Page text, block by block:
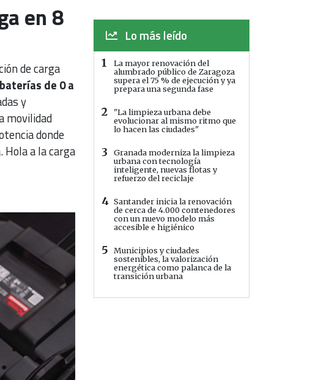
en 8
de carga
de 0 a
y
movilidad
donde
Hola a la carga
Lo más leído
1
La mayor renovación del
alumbrado público de Zaragoza
supera el 75 % de ejecución y ya
prepara una segunda fase
2
"La limpieza urbana debe
evolucionar al mismo ritmo que
lo hacen las ciudades"
3
Granada moderniza la limpieza
urbana con tecnología
inteligente, nuevas flotas y
refuerzo del reciclaje
4 Santander inicia la renovación
de cerca de 4.000 contenedores
con un nuevo modelo más
accesible e higiénico
5
Municipios y ciudades
sostenibles, la valorización
energética como palanca de la
transición urbana